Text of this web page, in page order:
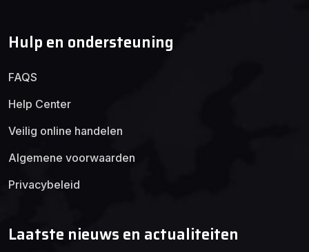
Hulp en ondersteuning
FAQS
Help Center
Veilig online handelen
Algemene voorwaarden
Privacybeleid
Laatste nieuws en actualiteiten